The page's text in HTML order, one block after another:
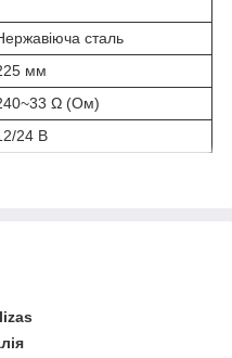
сталь
мм
Ω (Ом)
24 В